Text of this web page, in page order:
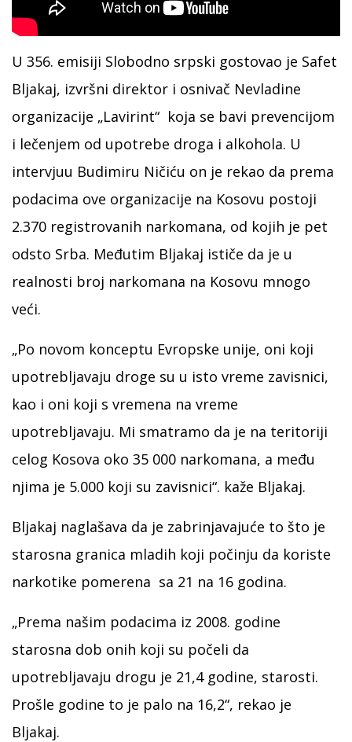
U 356. emisiji Slobodno srpski gostovao je Safet
Bljakaj, izvršni direktor i osnivač Nevladine
organizacije „Lavirint“ koja se bavi prevencijom
i lečenjem od upotrebe droga i alkohola. U
intervjuu Budimiru Ničiću on je rekao da prema
podacima ove organizacije na Kosovu postoji
2.370 registrovanih narkomana, od kojih je pet
odsto Srba. Međutim Bljakaj ističe da je u
realnosti broj narkomana na Kosovu mnogo
veći.
„Po novom konceptu Evropske unije, oni koji
upotrebljavaju droge su u isto vreme zavisnici,
kao i oni koji s vremena na vreme
upotrebljavaju. Mi smatramo da je na teritoriji
celog Kosova oko 35 000 narkomana, a među
njima je 5.000 koji su zavisnici“. kaže Bljakaj.
Bljakaj naglašava da je zabrinjavajuće to što je
starosna granica mladih koji počinju da koriste
narkotike pomerena sa 21 na 16 godina.
„Prema našim podacima iz 2008. godine
starosna dob onih koji su počeli da
upotrebljavaju drogu je 21,4 godine, starosti.
Prošle godine to je palo na 16,2“, rekao je
Bljakaj.